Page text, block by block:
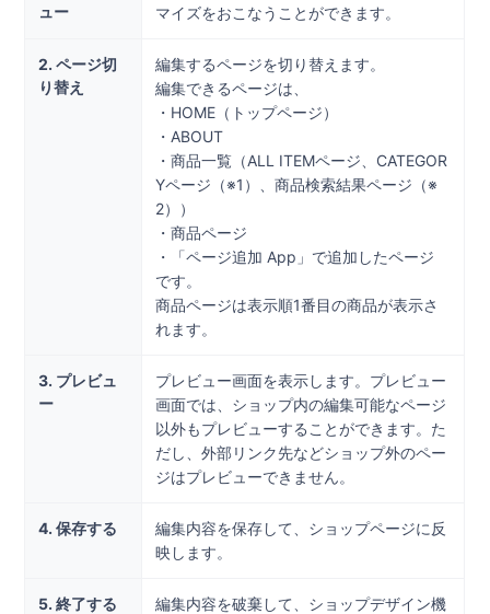
ュー
マイズをおこなうことができます。
2. ページ切
り替え
編集するページを切り替えます。
編集できるページは、
・HOME（トップページ）
・ABOUT
・商品一覧（ALL ITEMページ、CATEGOR
Yページ（※1）、商品検索結果ページ（※
2））
・商品ページ
・「ページ追加 App」で追加したページ
です。
商品ページは表示順1番目の商品が表示さ
れます。
3. プレビュ
ー
プレビュー画面を表示します。プレビュー
画面では、ショップ内の編集可能なページ
以外もプレビューすることができます。た
だし、外部リンク先などショップ外のペー
ジはプレビューできません。
4. 保存する
編集内容を保存して、ショップページに反
映します。
5. 終了する
編集内容を破棄して、ショップデザイン機